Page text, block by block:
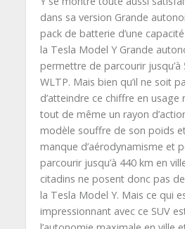
dans sa version Grande
pack de batterie d’une
la Tesla Model Y Grande
permettre de parcourir jusqu’à
WLTP. Mais bien qu’il ne soit
d’atteindre ce chiffre en
tout de même un rayon
modèle souffre de son poids
manque d’aérodynamisme et
parcourir jusqu’à 440 km en
citadins ne posent donc pas
la Tesla Model Y. Mais ce qui
impressionnant avec ce SUV